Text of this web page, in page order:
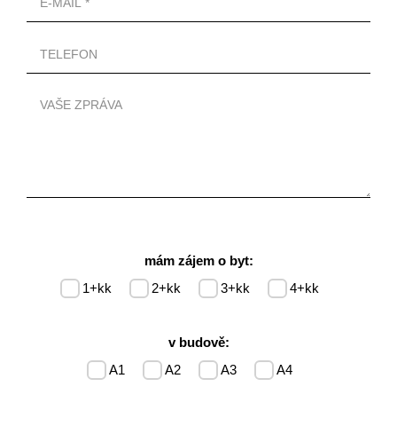
mám zájem o byt:
1+kk 2+kk 3+kk 4+kk
v budově:
A1 A2 A3 A4